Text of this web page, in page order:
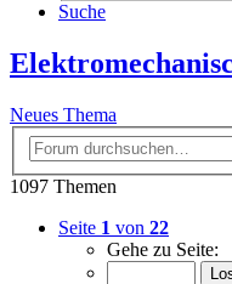
Suche
Neues Thema
1097 Themen
Seite 1 von 22
Gehe zu Seite: